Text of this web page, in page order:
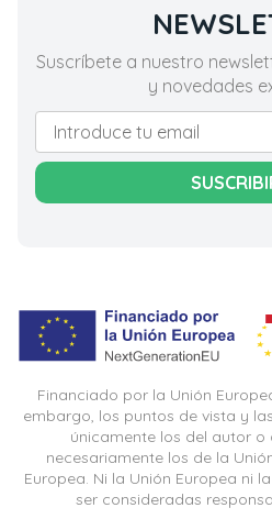
Suscríbete a nuestro
y novedades
Financiado por la Unión
embargo, los puntos de vista y
únicamente los del autor
necesariamente los de la
Europea. Ni la Unión Europea ni
ser consideradas